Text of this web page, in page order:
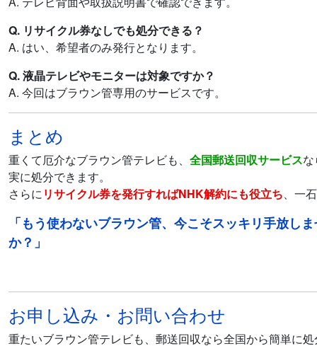
Q. リサイクル券なしでも処分できる？
A. はい、希望者のみ発行となります。
Q. 液晶テレビやモニターは対象ですか？
A. 今回はブラウン管専用のサービスです。
まとめ
重くて厄介なブラウン管テレビも、 全国郵送回収サービス
実に処分できます。
さらにリサイクル券を発行すればNHK解約にも役立ち、一
「もう使わないブラウン管、今こそスッキリ手放し
か？」
お申し込み・お問い合わせ
重たいブラウン管テレビも、郵送回収なら全国から簡単に